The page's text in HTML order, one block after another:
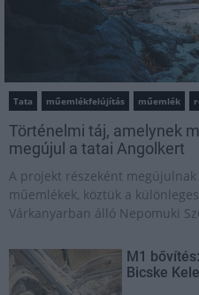
Tata műemlékfelújítás műemlék
Történelmi táj, amelynek
megújul a tatai Angolkert
A projekt részeként
műemlékek, köztük a
Várkanyarban álló Nepomuki
M1
Bicske